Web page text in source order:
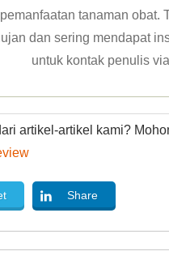
tanaman obat.
dan sering mendapat
untuk kontak penulis
artikel-artikel kami?
Share